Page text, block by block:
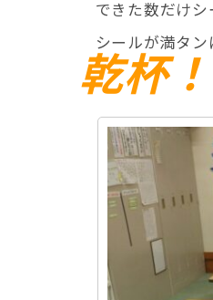
できた数だけシ
シールが満タ
乾杯